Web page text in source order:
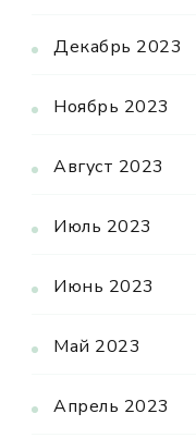
Декабрь 2023
Ноябрь 2023
Август 2023
Июль 2023
Июнь 2023
Май 2023
Апрель 2023